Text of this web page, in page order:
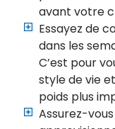
avant votre
Essayez de
dans les
C’est pour
style de vie
poids plus
Assurez-